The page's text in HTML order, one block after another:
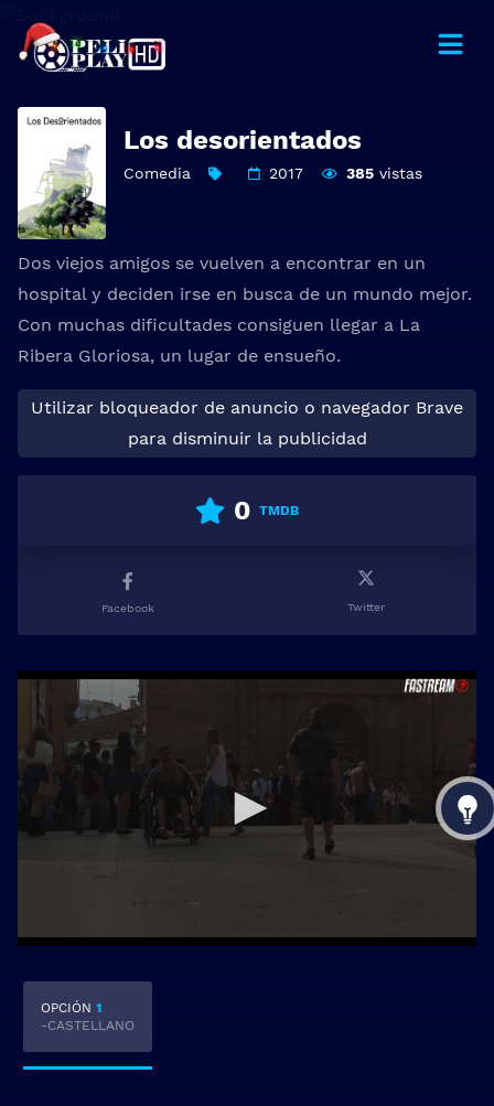
Los desorientados
Comedia 2017 385vistas
Dos viejos amigos se vuelven a encontrar en un
hospital y deciden irse en busca de un mundo mejor.
Con muchas dificultades consiguen llegar a La
Ribera Gloriosa, un lugar de ensueño.
Utilizar bloqueador de anuncio o navegador Brave
para disminuir la publicidad
0 TMDB
Facebook Twitter
OPCIÓN 1
-CASTELLANO